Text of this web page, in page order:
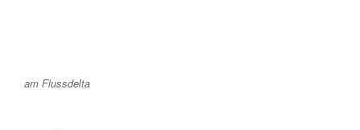
am Flussdelta